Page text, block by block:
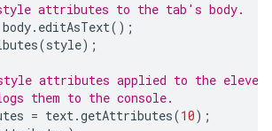
attributes to the tab's body.
body. editAsText();
(style);
attributes applied to the
them to the console.
= text.getAttributes(10);